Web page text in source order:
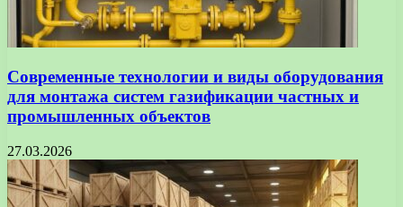
Современные технологии и виды оборудования
для монтажа систем газификации частных и
промышленных объектов
27.03.2026